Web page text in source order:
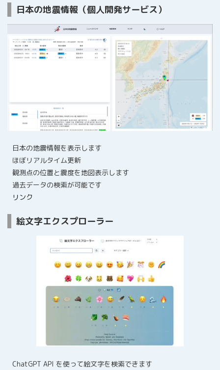
日本の地震情報（個人開発サービス）
日本の地震情報を表示します
ほぼリアルタイム更新
観測点の位置と震度を地図表示します
過去データの検索が可能です
リンク
絵文字エクスプローラー
ChatGPT API を使って絵文字を検索できます